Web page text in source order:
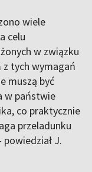
wiele
celu
w związku
z tych wymagań
muszą być
w państwie
co praktycznie
przeladunku
J.